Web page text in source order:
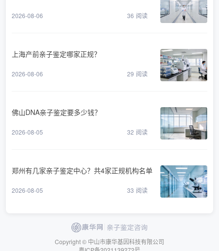
2026-08-06 36 阅读
上海产前亲子鉴定哪家正规？
2026-08-06 29 阅读
佛山DNA亲子鉴定要多少钱？
2026-08-05 32 阅读
郑州有几家亲子鉴定中心？共4家正规机构名单
2026-08-05 33 阅读
Copyright © 中山市康华基因科技有限公司